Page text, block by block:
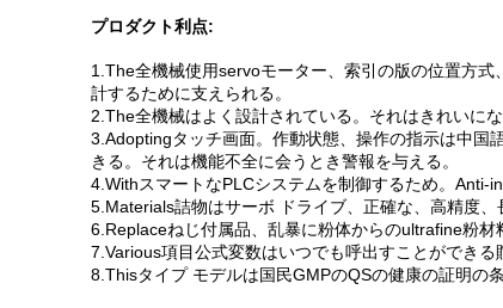
プロダクト利点:
1.The全機械使用servoモーター、索引の版の位置方
計するために支えられる。
2.The全機械はよく設計されている。それはきれいに
3.Adoptingタッチ画面。作動状態、操作の指示は中国
きる。それは機能不全に会うとき警報を与える。
4.WithスマートなPLCシステムを制御するため。Anti-
5.Materials詰物はサーボ ドライブ、正確な、高精度
6.Replaceねじ付属品、乱暴に粉体からのultrafine粉
7.Various項目公式変数はいつでも呼出すことができる
8.Thisタイプ モデルは国民GMPのQSの健康の証明の